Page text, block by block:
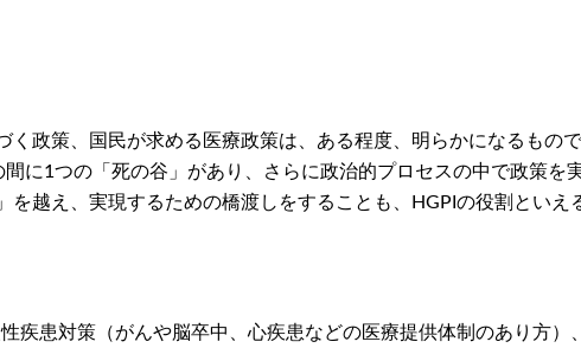
く政策、国民が求める医療政策は、ある程度、明らかになるもの
間に1つの「死の谷」があり、さらに政治的プロセスの中で政策
越え、実現するための橋渡しをすることも、HGPIの役割といえ
疾患対策（がんや脳卒中、心疾患などの医療提供体制のあり方